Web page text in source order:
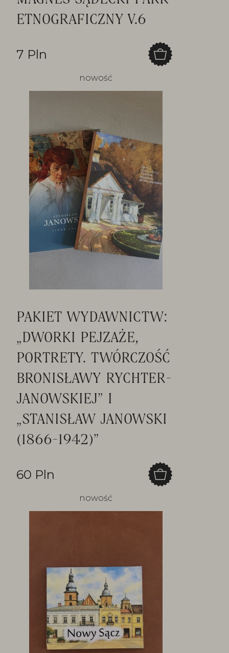
ETNOGRAFICZNY V.6
7 Pln
nowość
PAKIET WYDAWNICTW:
„DWORKI PEJZAŻE,
PORTRETY. TWÓRCZOŚĆ
BRONISŁAWY RYCHTER-
JANOWSKIEJ” I
„STANISŁAW JANOWSKI
(1866-1942)”
60 Pln
nowość